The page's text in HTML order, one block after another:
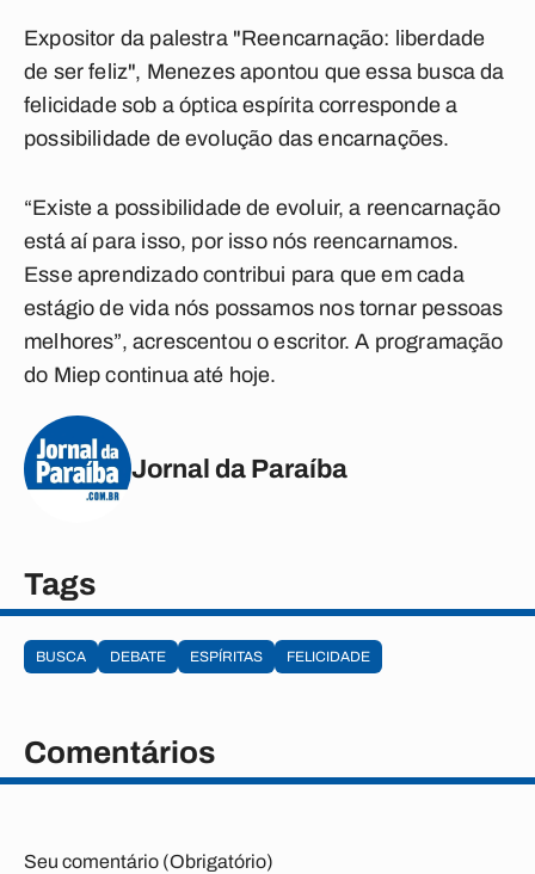
Expositor da palestra "Reencarnação: liberdade
de ser feliz", Menezes apontou que essa busca da
felicidade sob a óptica espírita corresponde a
possibilidade de evolução das encarnações.
“Existe a possibilidade de evoluir, a reencarnação
está aí para isso, por isso nós reencarnamos.
Esse aprendizado contribui para que em cada
estágio de vida nós possamos nos tornar pessoas
melhores”, acrescentou o escritor. A programação
do Miep continua até hoje.
Jornal da Paraíba
Tags
BUSCA DEBATE ESPÍRITAS FELICIDADE
Comentários
Seu comentário (Obrigatório)